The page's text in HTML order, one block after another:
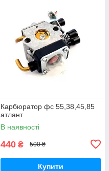
Карбюратор фс 55,38,45,85
атлант
В наявності
440 ₴ 500 ₴
Купити